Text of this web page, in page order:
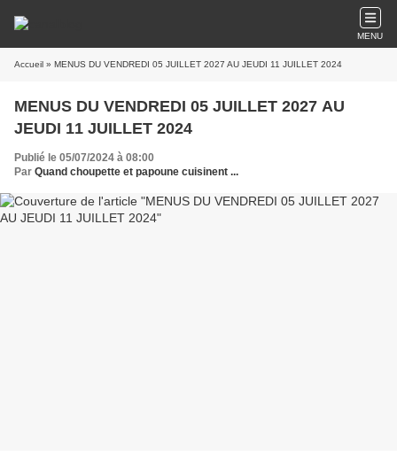
MENU
Accueil » MENUS DU VENDREDI 05 JUILLET 2027 AU JEUDI 11 JUILLET 2024
MENUS DU VENDREDI 05 JUILLET 2027 AU
JEUDI 11 JUILLET 2024
Publié le 05/07/2024 à 08:00
Par Quand choupette et papoune cuisinent ...